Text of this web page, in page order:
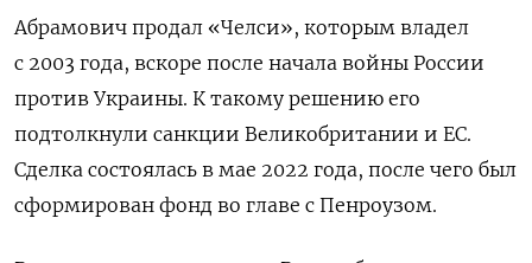
Абрамович продал «Челси», которым владел
с 2003 года, вскоре после начала войны России
против Украины. К такому решению его
подтолкнули санкции Великобритании и ЕС.
Сделка состоялась в мае 2022 года, после чего был
сформирован фонд во главе с Пенроузом.